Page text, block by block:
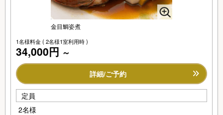
金目鯛姿煮
1名様料金( 2名様1室利用時 )
34,000円 ～
詳細/ご予約
定員
2名様